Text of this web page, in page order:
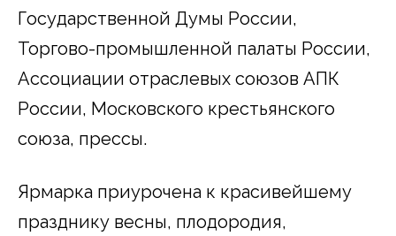
Государственной Думы России,
Торгово-промышленной палаты России,
Ассоциации отраслевых союзов АПК
России, Московского крестьянского
союза, прессы.
Ярмарка приурочена к красивейшему
празднику весны, плодородия,